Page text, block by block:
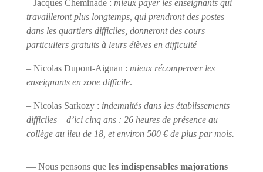
– Jacques Cheminade : mieux payer les enseignants qui
travailleront plus longtemps, qui prendront des postes
dans les quartiers difficiles, donneront des cours
particuliers gratuits à leurs élèves en difficulté
– Nicolas Dupont-Aignan : mieux récompenser les
enseignants en zone difficile.
– Nicolas Sarkozy : indemnités dans les établissements
difficiles – d’ici cinq ans : 26 heures de présence au
collège au lieu de 18, et environ 500 € de plus par mois.
— Nous pensons que les indispensables majorations